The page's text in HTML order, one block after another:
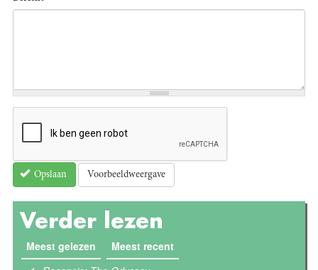
Opslaan Voorbeeldweergave
Verder lezen
Meest gelezen (actieve tabblad)
Meest recent